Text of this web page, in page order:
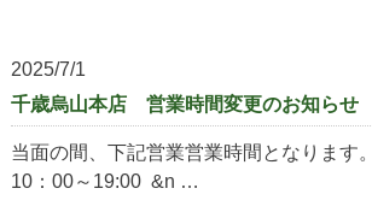
2025/7/1
千歳烏山本店 営業時間変更のお知らせ
当面の間、下記営業営業時間となりま
10：00～19:00 &n …